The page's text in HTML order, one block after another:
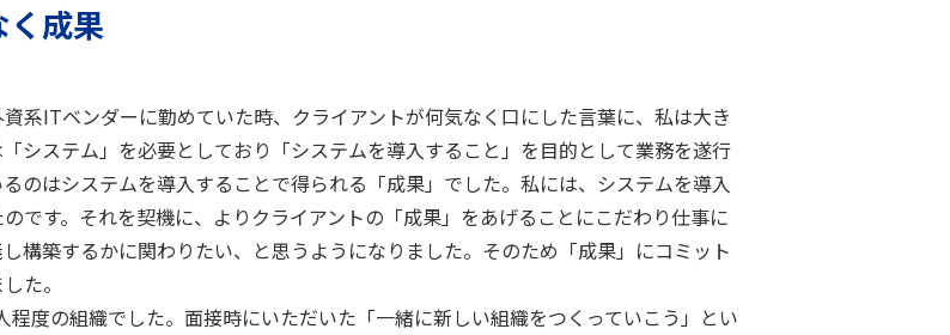
く成果
系ITベンダーに勤めていた時、クライアントが何気なく口にした言葉に、私は大き
システム」を必要としており「システムを導入すること」を目的として業務を遂行
のはシステムを導入することで得られる「成果」でした。私には、システムを導入
です。それを契機に、よりクライアントの「成果」をあげることにこだわり仕事に
構築するかに関わりたい、と思うようになりました。そのため「成果」にコミット
た。
度の組織でした。面接時にいただいた「一緒に新しい組織をつくっていこう」とい